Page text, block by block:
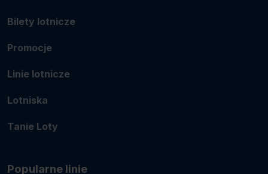
Bilety lotnicze
Promocje
Linie lotnicze
Lotniska
Tanie Loty
Popularne linie